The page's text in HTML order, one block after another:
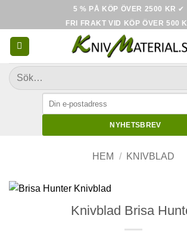
content
5 % PÅ KÖP ÖVER 2500 KR ✔
FRI FRAKT VID KÖP ÖVER 500
Sök
efter:
NYHETSBREV
HEM / KNIVBLAD
Knivblad Brisa